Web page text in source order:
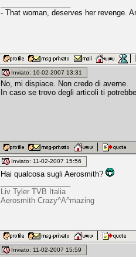
- That woman, deserves her revenge.
Inviato: 10-02-2007 13:31
No, mi dispiace. Non credo di averne.
In caso se trovo degli articoli ti
Inviato: 11-02-2007 15:56
Hai qualcosa sugli Aerosmith?
Liv Tyler TVB Italia
Aerosmith Crazy^A^mazing
Inviato: 11-02-2007 15:59